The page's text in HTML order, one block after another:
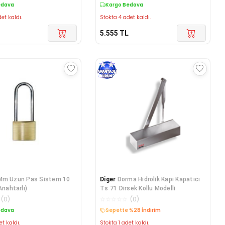
kaldı.
Kargo Bedava
Stokta 4 adet kaldı.
5.555 TL
Uzun Pas Sistem 10
(0)
kaldı.
Diger Dorma Hidrolik Kapı Kapatıcı
Ts 71 Dirsek Kollu Modelli
(0)
Sepette %28 İndirim
Stokta 1 adet kaldı.